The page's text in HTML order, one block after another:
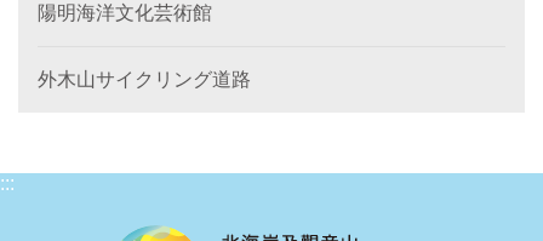
陽明海洋文化芸術館
外木山サイクリング道路
:::